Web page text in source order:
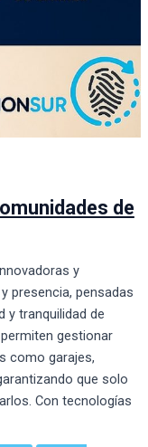
de
y
presencia, pensadas
y tranquilidad de
gestionar
como garajes,
que solo
Con tecnologías